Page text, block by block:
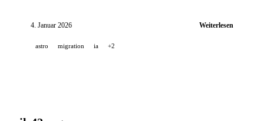
4. Januar 2026 Weiterlesen
astro migration ia +2